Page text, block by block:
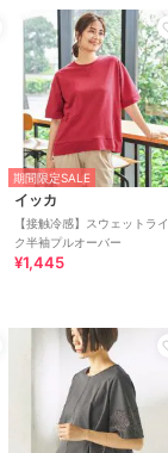
期間限定SALE
イッカ
【接触冷感】スウェットライ
ク半袖プルオーバー
¥1,445